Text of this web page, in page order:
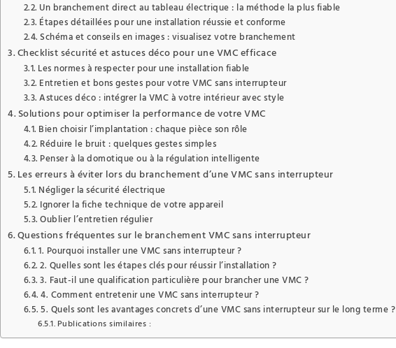
Un branchement direct au tableau électrique : la méthode la plus fiable
Étapes détaillées pour une installation réussie et conforme
Schéma et conseils en images : visualisez votre branchement
Checklist sécurité et astuces déco pour une VMC efficace
Les normes à respecter pour une installation fiable
Entretien et bons gestes pour votre VMC sans interrupteur
Astuces déco : intégrer la VMC à votre intérieur avec style
Solutions pour optimiser la performance de votre VMC
Bien choisir l’implantation : chaque pièce son rôle
Réduire le bruit : quelques gestes simples
Penser à la domotique ou à la régulation intelligente
Les erreurs à éviter lors du branchement d’une VMC sans interrupteur
Négliger la sécurité électrique
Ignorer la fiche technique de votre appareil
Oublier l’entretien régulier
Questions fréquentes sur le branchement VMC sans interrupteur
1. Pourquoi installer une VMC sans interrupteur ?
2. Quelles sont les étapes clés pour réussir l’installation ?
3. Faut-il une qualification particulière pour brancher une VMC ?
4. Comment entretenir une VMC sans interrupteur ?
5. Quels sont les avantages concrets d’une VMC sans interrupteur sur le long terme ?
Publications similaires :